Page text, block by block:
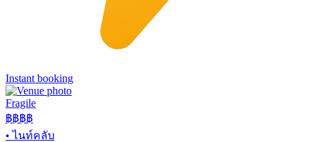
Instant booking
Fragile
฿฿฿฿
•ไนท์คลับ